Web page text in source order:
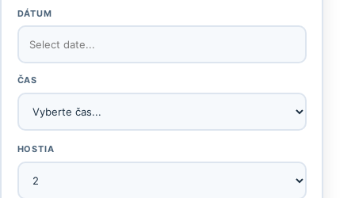
DÁTUM
ČAS
HOSTIA